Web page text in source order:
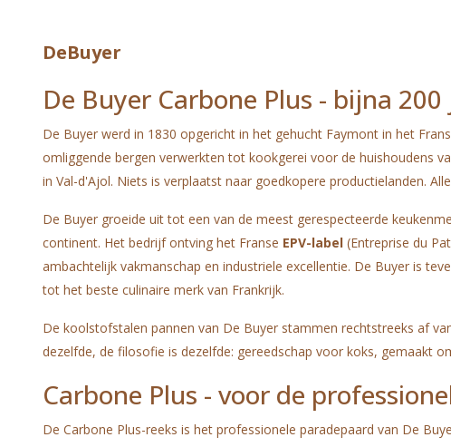
DeBuyer
De Buyer Carbone Plus - bijna
De Buyer werd in 1830 opgericht in het gehucht Faymont in het
omliggende bergen verwerkten tot kookgerei voor de huishoudens
in Val-d'Ajol. Niets is verplaatst naar goedkopere productielanden.
De Buyer groeide uit tot een van de meest gerespecteerde
continent. Het bedrijf ontving het Franse EPV-label (Entreprise du
ambachtelijk vakmanschap en industriele excellentie. De Buyer is
tot het beste culinaire merk van Frankrijk.
De koolstofstalen pannen van De Buyer stammen rechtstreeks af
dezelfde, de filosofie is dezelfde: gereedschap voor koks, gemaakt
Carbone Plus - voor de
De Carbone Plus-reeks is het professionele paradepaard van De